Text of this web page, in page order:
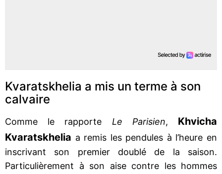
Kvaratskhelia a mis un terme à son
calvaire
Comme le rapporte Le Parisien, Khvicha
Kvaratskhelia a remis les pendules à l’heure en
inscrivant son premier doublé de la saison.
Particulièrement à son aise contre les hommes